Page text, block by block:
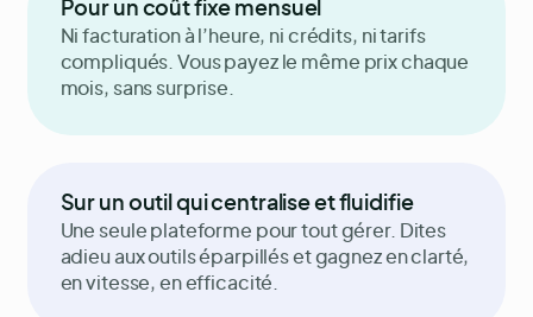
Plan
“Un peu” (x1)
Facturé aujourd’hui
990€
Facturé le mois précédent
Pour un coût fixe mensuel
Ni facturation à l’heure, ni crédits, ni tarifs
compliqués. Vous payez le même prix chaque
mois, sans surprise.
Profils de marque Messagerie intégrée
Bienvenue Théo !
Sur un outil qui centralise et fluidifie
Une seule plateforme pour tout gérer. Dites
adieu aux outils éparpillés et gagnez en clarté,
en vitesse, en efficacité.